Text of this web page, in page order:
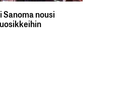
nousi